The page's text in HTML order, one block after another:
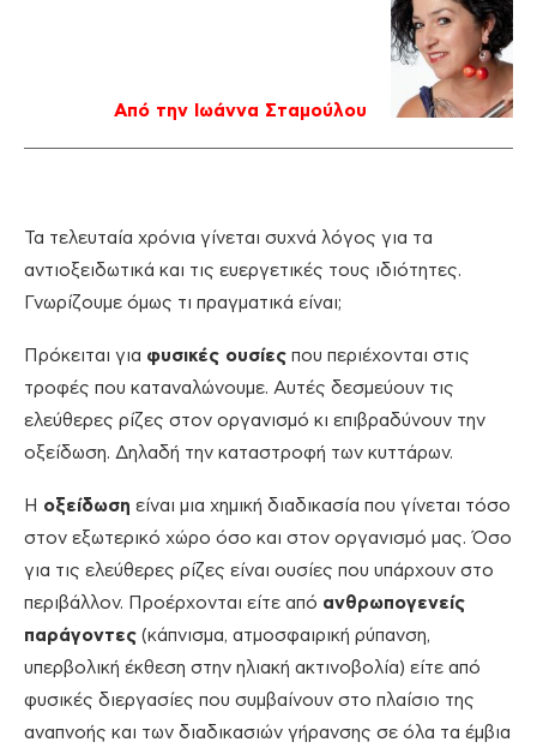
Από την Ιωάννα Σταμούλου
Τα τελευταία χρόνια γίνεται συχνά λόγος για τα
αντιοξειδωτικά και τις ευεργετικές τους ιδιότητες.
Γνωρίζουμε όμως τι πραγματικά είναι;
Πρόκειται για φυσικές ουσίες που περιέχονται στις
τροφές που καταναλώνουμε. Αυτές δεσμεύουν τις
ελεύθερες ρίζες στον οργανισμό κι επιβραδύνουν την
οξείδωση. Δηλαδή την καταστροφή των κυττάρων.
Η οξείδωση είναι μια χημική διαδικασία που γίνεται τόσο
στον εξωτερικό χώρο όσο και στον οργανισμό μας. Όσο
για τις ελεύθερες ρίζες είναι ουσίες που υπάρχουν στο
περιβάλλον. Προέρχονται είτε από ανθρωπογενείς
παράγοντες (κάπνισμα, ατμοσφαιρική ρύπανση,
υπερβολική έκθεση στην ηλιακή ακτινοβολία) είτε από
φυσικές διεργασίες που συμβαίνουν στο πλαίσιο της
αναπνοής και των διαδικασιών γήρανσης σε όλα τα έμβια